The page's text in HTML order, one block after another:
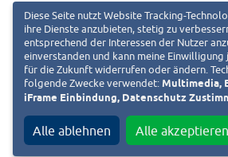
Diese Seite nutzt Website Tracking-
ihre Dienste anzubieten, stetig zu
entsprechend der Interessen der Nutzer
einverstanden und kann meine
für die Zukunft widerrufen oder ändern.
folgende Zwecke verwendet: Multimedia,
iFrame Einbindung, Datenschutz
Alle ablehnen Alle akzeptieren